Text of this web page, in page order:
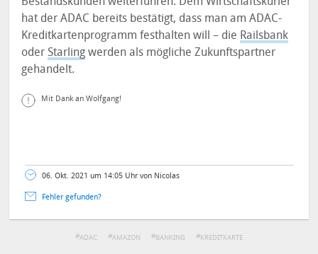
hat der ADAC bereits bestätigt, dass man am ADAC-
Kreditkartenprogramm festhalten will – die Railsbank
oder Starling werden als mögliche Zukunftspartner
gehandelt.
Mit Dank an Wolfgang!
06. Okt. 2021 um 14:05 Uhr von Nicolas
Fehler gefunden?
ADAC AMAZON BANKING KREDITKARTE